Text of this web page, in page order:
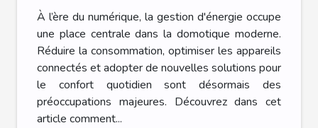
moderne ?
À l’ère du numérique, la gestion d'énergie occupe
une place centrale dans la domotique moderne.
Réduire la consommation, optimiser les appareils
connectés et adopter de nouvelles solutions pour
le confort quotidien sont désormais des
préoccupations majeures. Découvrez dans cet
article comment...